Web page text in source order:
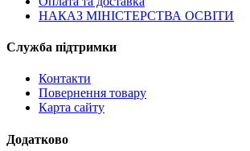
НАКАЗ МІНІСТЕРСТВА ОСВІТИ
Служба підтримки
Контакти
Повернення товару
Карта сайту
Додатково